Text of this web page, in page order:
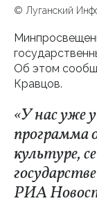
© Луганский
Об этом
Кравцов.
«У нас уже
программа
культуре,
РИА